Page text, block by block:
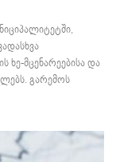
მცენარეებისა და
გარემოს